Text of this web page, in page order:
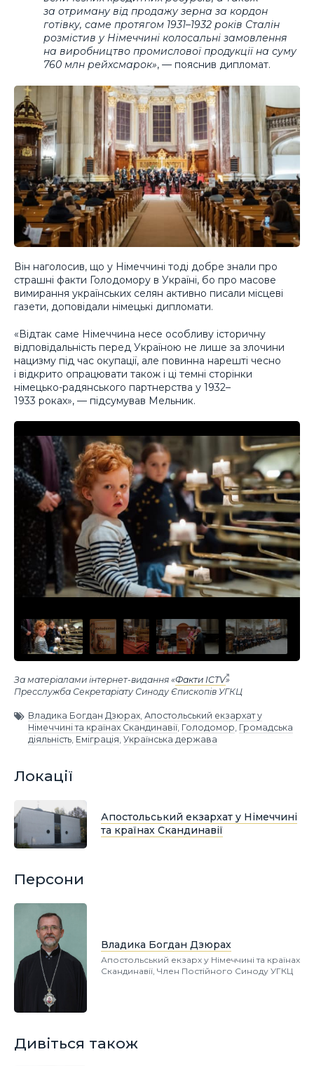
за отриману від продажу зерна за кордон
готівку, саме протягом 1931–1932 років Сталін
розмістив у Німеччині колосальні замовлення
на виробництво промислової продукції на суму
760 млн рейхсмарок», — пояснив дипломат.
Він наголосив, що у Німеччині тоді добре знали про
страшні факти Голодомору в Україні, бо про масове
вимирання українських селян активно писали місцеві
газети, доповідали німецькі дипломати.
«Відтак саме Німеччина несе особливу історичну
відповідальність перед Україною не лише за злочини
нацизму під час окупації, але повинна нарешті чесно
і відкрито опрацювати також і ці темні сторінки
німецько-радянського партнерства у 1932–
1933 роках», — підсумував Мельник.
За матеріалами інтернет-видання «Факти ICTV»
Пресслужба Секретаріату Синоду Єпископів УГКЦ
Владика Богдан Дзюрах Апостольський екзархат у
Німеччині та країнах Скандинавії Голодомор Громадська
діяльність Еміграція Українська держава
Локації
Апостольський екзархат у Німеччині
та країнах Скандинавії
Персони
Владика Богдан Дзюрах
Апостольський екзарх у Німеччині та країнах
Скандинавії, Член Постійного Синоду УГКЦ
Дивіться також